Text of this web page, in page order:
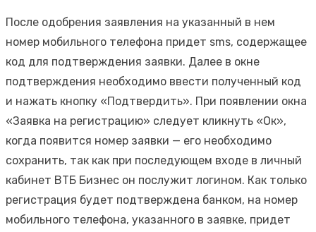
После одобрения заявления на указанный в нем
номер мобильного телефона придет sms, содержащее
код для подтверждения заявки. Далее в окне
подтверждения необходимо ввести полученный код
и нажать кнопку «Подтвердить». При появлении окна
«Заявка на регистрацию» следует кликнуть «Ок»,
когда появится номер заявки — его необходимо
сохранить, так как при последующем входе в личный
кабинет ВТБ Бизнес он послужит логином. Как только
регистрация будет подтверждена банком, на номер
мобильного телефона, указанного в заявке, придет